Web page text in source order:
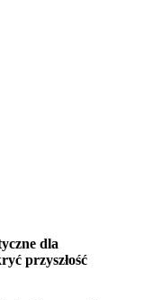
dla
przyszłość